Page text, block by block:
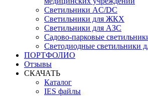
Светильники AC/DC
Светильники для ЖКХ
Светильники для АЗС
Садово-парковые
Светодиодные светильники
ПОРТФОЛИО
Отзывы
СКАЧАТЬ
Каталог
IES файлы